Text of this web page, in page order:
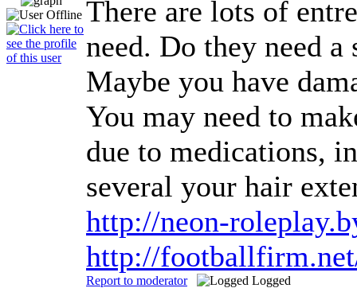
There are lots of
need. Do they need
Maybe you have
You may need to
due to medications,
several your hair
http://neon-
http://
Report to moderator Logged